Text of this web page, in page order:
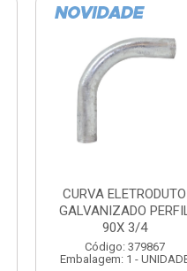
SOQUETE COM
FOTOCELULA EXATRON
COM SENSOR
SPT0E27XC
Código: 379788